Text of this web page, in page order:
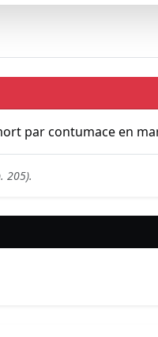
par contumace en
205).